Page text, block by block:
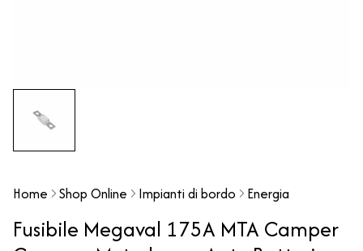
Home Shop Online Impianti di bordo Energia
Fusibile Megaval 175A MTA Camper